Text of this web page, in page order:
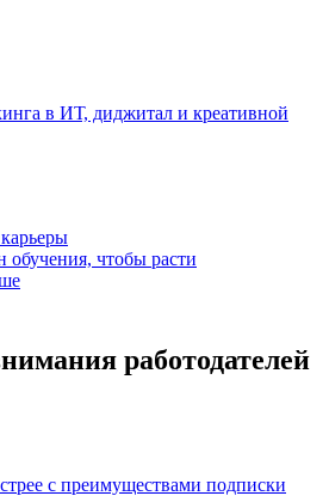
в ИТ, диджитал и креативной
обучения, чтобы расти
работодателей
с преимуществами подписки